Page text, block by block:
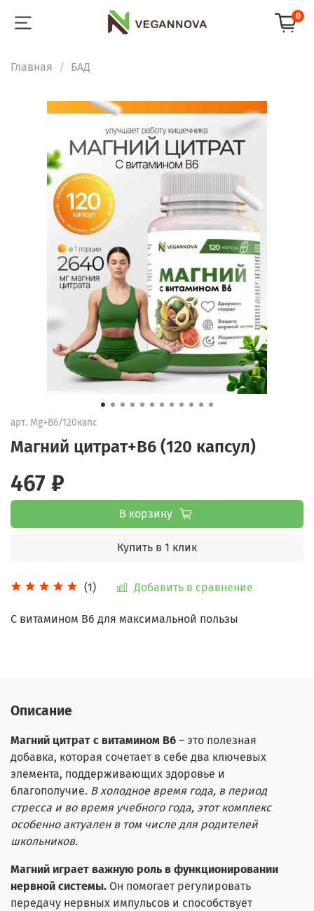
0
Главная БАД
арт. Mg+B6/120капс
Магний цитрат+В6 (120 капсул)
(1) Добавить в сравнение
467 ₽
В корзину
Купить в 1 клик
С витамином В6 для максимальной пользы
Описание
Магний цитрат с витамином В6 – это полезная
добавка, которая сочетает в себе два ключевых
элемента, поддерживающих здоровье и
благополучие. В холодное время года, в период
стресса и во время учебного года, этот комплекс
особенно актуален в том числе для родителей
школьников.
Магний играет важную роль в функционировании
нервной системы. Он помогает регулировать
передачу нервных импульсов и способствует